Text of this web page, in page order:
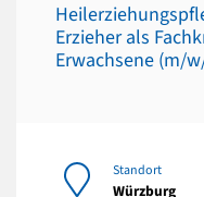
Erzieher als
Erwachsene (m/
Standort
Würzburg